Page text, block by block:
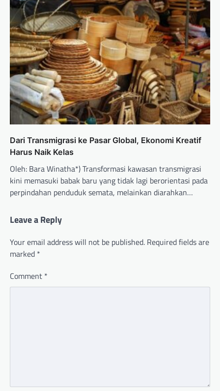
Dari Transmigrasi ke Pasar Global, Ekonomi Kreatif
Harus Naik Kelas
Oleh: Bara Winatha*) Transformasi kawasan transmigrasi
kini memasuki babak baru yang tidak lagi berorientasi pada
perpindahan penduduk semata, melainkan diarahkan…
Leave a Reply
Your email address will not be published. Required fields are
marked *
Comment *